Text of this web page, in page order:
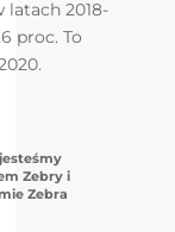
2018-
proc. To
Zebry i
Zebra